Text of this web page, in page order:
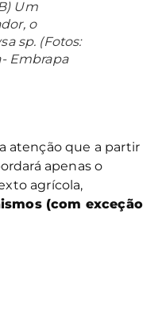
Um
o
sp. (Fotos:
Embrapa
atenção que a partir
apenas o
agrícola,
(com exceção